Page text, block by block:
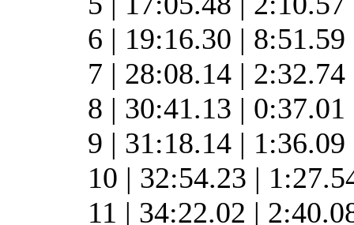
6 | 19:16.30 |
7 | 28:08.14 |
8 | 30:41.13 |
9 | 31:18.14 |
10 | 32:54.23 |
11 | 34:22.02 |